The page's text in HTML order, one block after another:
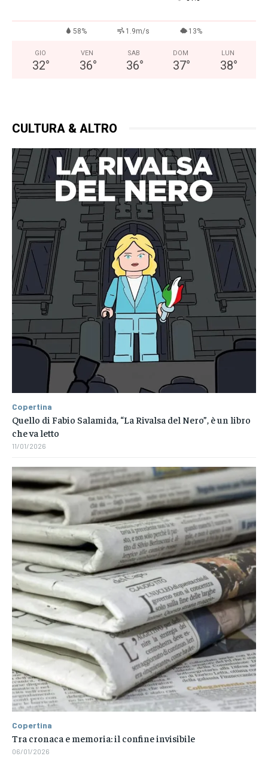
58% 1.9m/s 13%
GIO
32°
VEN
36°
SAB
36°
DOM
37°
LUN
38°
CULTURA & ALTRO
Copertina
Quello di Fabio Salamida, “La Rivalsa del Nero”, è un libro
che va letto
11/01/2026
Copertina
Tra cronaca e memoria: il confine invisibile
06/01/2026